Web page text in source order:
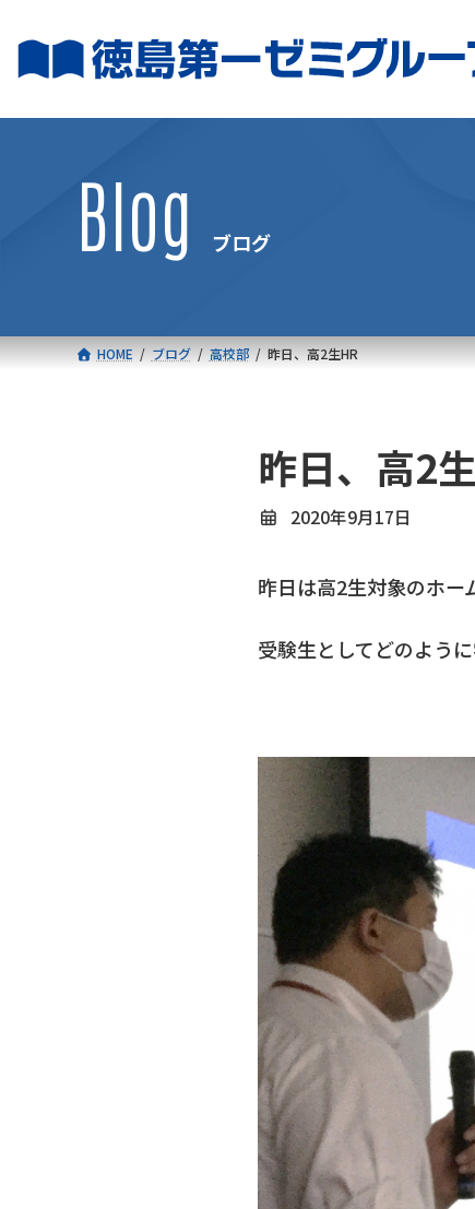
ン
テ
ビ
ゲ
Blog ブログ
HOME ブログ 高校部 昨日、高2生HR
昨日、高2
2020年9月17日
昨日は高2生対象のホー
受験生としてどのよう